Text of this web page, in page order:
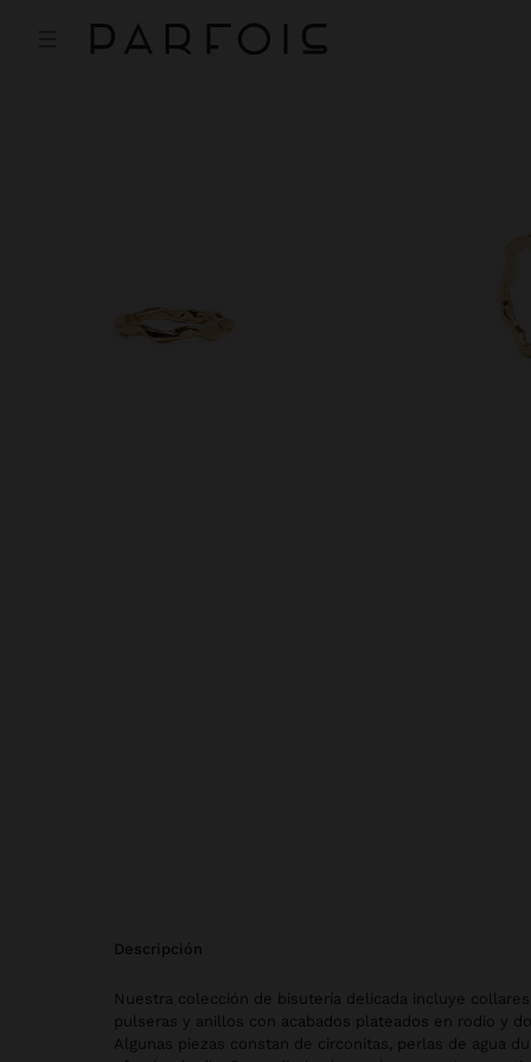
descripción
Nuestra colección de bisutería delicada incluye
pulseras y anillos con acabados plateados en rodio y
Algunas piezas constan de circonitas, perlas de agua